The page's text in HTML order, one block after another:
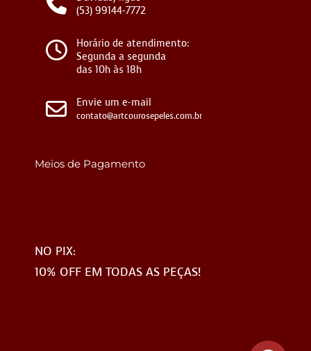
(53) 99144-7772
Horário de atendimento:
Segunda a segunda
das 10h às 18h
Envie um e-mail
contato@artcourosepeles.com.br
Meios de Pagamento
NO PIX:
10% OFF EM TODAS AS PEÇAS!